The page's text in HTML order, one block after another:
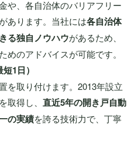
や、各自治体のバリアフリー
あります。当社には各自治体
る独自ノウハウがあるため、
めのアドバイスが可能です。
1日）
を取り付けます。2013年設立
を取得し、 直近5年の開き戸自動
の実績を誇る技術力で、丁寧